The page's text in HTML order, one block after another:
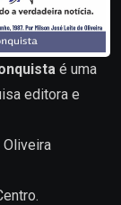
é uma
editora e